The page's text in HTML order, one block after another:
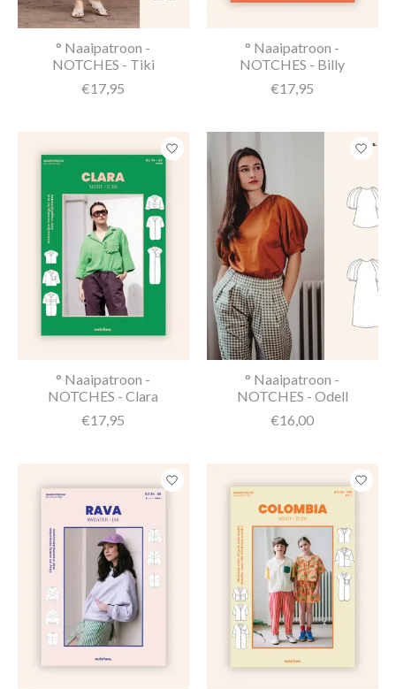
° Naaipatroon -
NOTCHES - Tiki
€17,95
° Naaipatroon -
NOTCHES - Billy
€17,95
° Naaipatroon -
NOTCHES - Clara
€17,95
° Naaipatroon -
NOTCHES - Odell
€16,00